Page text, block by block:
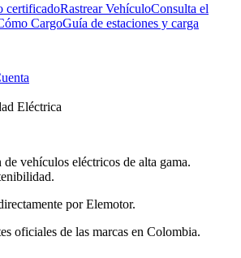
certificadoRastrear VehículoConsulta el
CargoGuía de estaciones y carga
Eléctrica
vehículos eléctricos de alta gama.
por Elemotor.
oficiales de las marcas en Colombia.